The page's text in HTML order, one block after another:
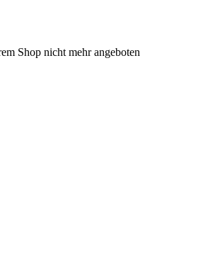
Shop nicht mehr angeboten